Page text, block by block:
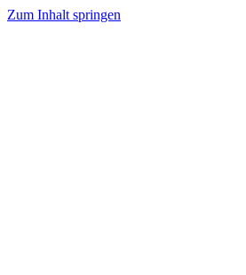
Zum Inhalt springen